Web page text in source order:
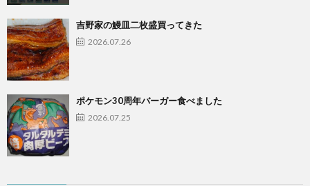
吉野家の鰻皿二枚盛買ってきた
2026.07.26
ポケモン30周年バーガー食べました
2026.07.25